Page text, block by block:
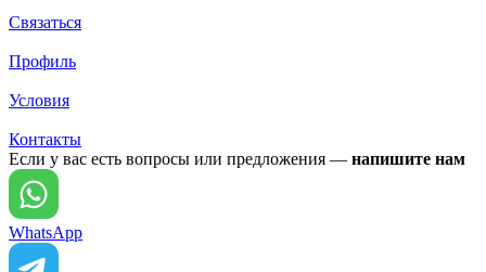
Связаться
Профиль
Условия
Контакты
Если у вас есть вопросы или предложения — напишите нам
WhatsApp